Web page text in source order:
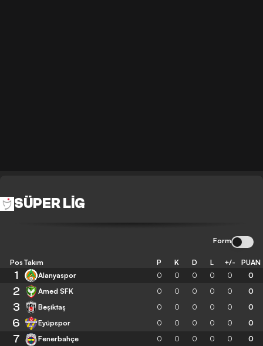
SÜPER LIG
Form
Pos Takım P K D L +/- PUAN
1 Alanyaspor 0 0 0 0 0 0
2 Amed SFK 0 0 0 0 0 0
3 Beşiktaş 0 0 0 0 0 0
6 Eyüpspor 0 0 0 0 0 0
7 Fenerbahçe 0 0 0 0 0 0